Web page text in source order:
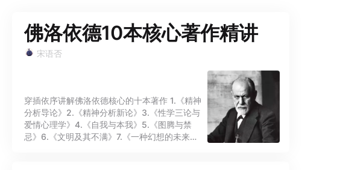
佛洛依德10本核心著作精讲
宋语否
穿插依序讲解佛洛依德核心的十本著作 1.《精神
分析导论》2.《精神分析新论》3.《性学三论与
爱情心理学》4.《自我与本我》5.《图腾与禁
忌》6.《文明及其不满》7.《一种幻想的未来》